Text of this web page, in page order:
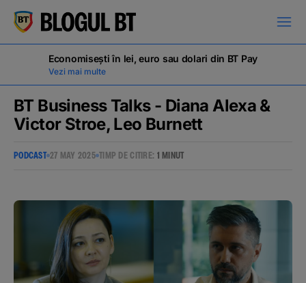
кириллица
Campanii
BT Pay
Evenimente
Economisești în lei, euro sau dolari din BT Pay
Vezi mai multe
BT Business Talks - Diana Alexa &
Victor Stroe, Leo Burnett
PODCAST 27 MAY 2025 TIMP DE CITIRE: 1 MINUT